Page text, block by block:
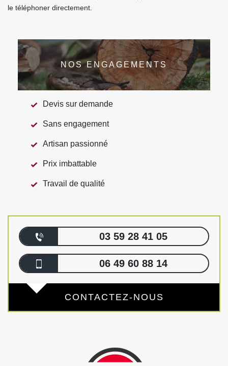
le téléphoner directement.
NOS ENGAGEMENTS
Devis sur demande
Sans engagement
Artisan passionné
Prix imbattable
Travail de qualité
03 59 28 41 05
06 49 60 88 14
CONTACTEZ-NOUS